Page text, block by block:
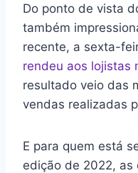
Do ponto de vista
também
recente, a sexta-
rendeu aos lojistas
resultado veio das
vendas realizadas
E para quem está
edição de 2022,